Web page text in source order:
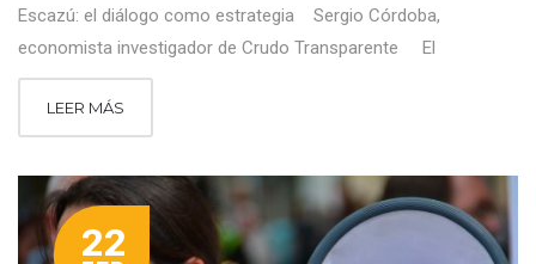
Escazú: el diálogo como estrategia Sergio Córdoba,
economista investigador de Crudo Transparente El
LEER MÁS
22